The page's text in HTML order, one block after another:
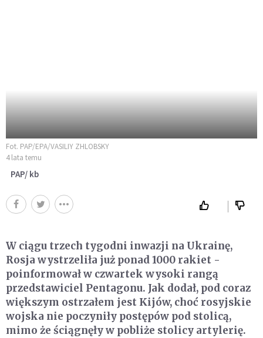
Fot. PAP/EPA/VASILIY ZHLOBSKY
4 lata temu
PAP/ kb
W ciągu trzech tygodni inwazji na Ukrainę,
Rosja wystrzeliła już ponad 1000 rakiet -
poinformował w czwartek wysoki rangą
przedstawiciel Pentagonu. Jak dodał, pod coraz
większym ostrzałem jest Kijów, choć rosyjskie
wojska nie poczyniły postępów pod stolicą,
mimo że ściągnęły w pobliże stolicy artylerię.